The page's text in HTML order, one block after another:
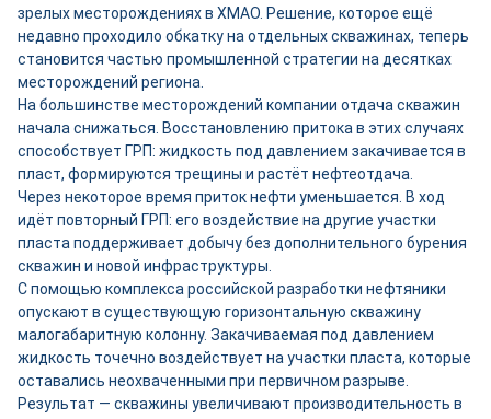
зрелых месторождениях в ХМАО. Решение, которое ещё
недавно проходило обкатку на отдельных скважинах, теперь
становится частью промышленной стратегии на десятках
месторождений региона.
На большинстве месторождений компании отдача скважин
начала снижаться. Восстановлению притока в этих случаях
способствует ГРП: жидкость под давлением закачивается в
пласт, формируются трещины и растёт нефтеотдача.
Через некоторое время приток нефти уменьшается. В ход
идёт повторный ГРП: его воздействие на другие участки
пласта поддерживает добычу без дополнительного бурения
скважин и новой инфраструктуры.
С помощью комплекса российской разработки нефтяники
опускают в существующую горизонтальную скважину
малогабаритную колонну. Закачиваемая под давлением
жидкость точечно воздействует на участки пласта, которые
оставались неохваченными при первичном разрыве.
Результат — скважины увеличивают производительность в